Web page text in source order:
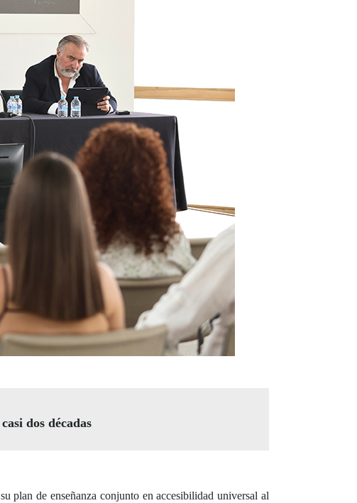
dos décadas
plan de enseñanza conjunto en accesibilidad universal al